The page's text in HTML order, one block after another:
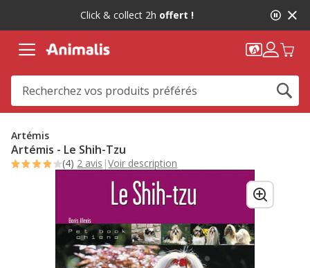
message,
Click & collect 2h offert !
Artémis
Artémis - Le Shih-Tzu
(4) 2 avis |Voir description